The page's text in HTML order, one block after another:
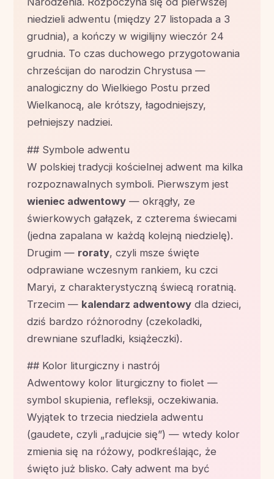
niedzieli adwentu (między 27 listopada a 3
grudnia), a kończy w wigilijny wieczór 24
grudnia. To czas duchowego przygotowania
chrześcijan do narodzin Chrystusa —
analogiczny do Wielkiego Postu przed
Wielkanocą, ale krótszy, łagodniejszy,
pełniejszy nadziei.
## Symbole adwentu
W polskiej tradycji kościelnej adwent ma kilka
rozpoznawalnych symboli. Pierwszym jest
wieniec adwentowy — okrągły, ze
świerkowych gałązek, z czterema świecami
(jedna zapalana w każdą kolejną niedzielę).
Drugim — roraty, czyli msze święte
odprawiane wczesnym rankiem, ku czci
Maryi, z charakterystyczną świecą roratnią.
Trzecim — kalendarz adwentowy dla dzieci,
dziś bardzo różnorodny (czekoladki,
drewniane szufladki, książeczki).
## Kolor liturgiczny i nastrój
Adwentowy kolor liturgiczny to fiolet —
symbol skupienia, refleksji, oczekiwania.
Wyjątek to trzecia niedziela adwentu
(gaudete, czyli „radujcie się”) — wtedy kolor
zmienia się na różowy, podkreślając, że
święto już blisko. Cały adwent ma być